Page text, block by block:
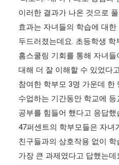
이러한 결과가 나온 것으로
효과는 자녀들의 학습에 대한
두드러졌는데요. 초등학생
홈스쿨링 기회를 통해 자녀
대해 더 잘 이해할 수 있었다
참여한 학부모 3명 가운데 한
수업하는 기간동안 학교에
공부를 힘들어 했다고 응답
47퍼센트의 학부모들은 자녀
친구들과의 상호작용 없이
가장 큰 과제였다고 답했는데